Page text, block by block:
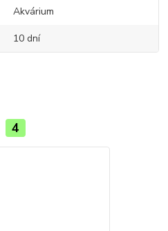
Akvárium
10 dní
4